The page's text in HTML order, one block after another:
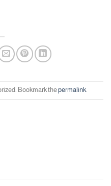
Bookmark thepermalink.